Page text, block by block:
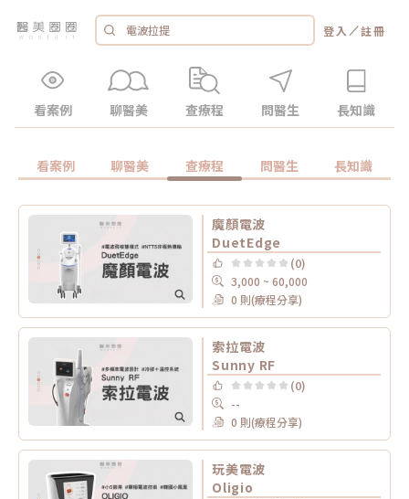
登入 ／註冊
看案例 聊醫美 查療程 問醫生 長知識
看案例 聊醫美 查療程 問醫生 長知識
魔顏電波
DuetEdge
(0)
3,000 ~ 60,000
0 則(療程分享)
索拉電波
Sunny RF
(0)
--
0 則(療程分享)
玩美電波
Oligio